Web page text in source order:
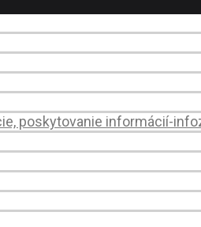
poskytovanie informácií-